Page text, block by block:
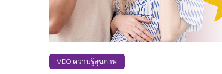
VDO ความรู้สุขภาพ